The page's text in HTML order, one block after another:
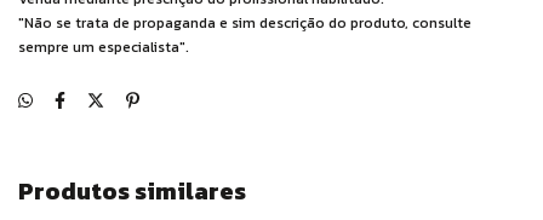
"Não se trata de propaganda e sim descrição do produto, consulte
sempre um especialista".
Produtos similares